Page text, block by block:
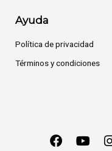
Ayuda
Política de privacidad
Términos y condiciones